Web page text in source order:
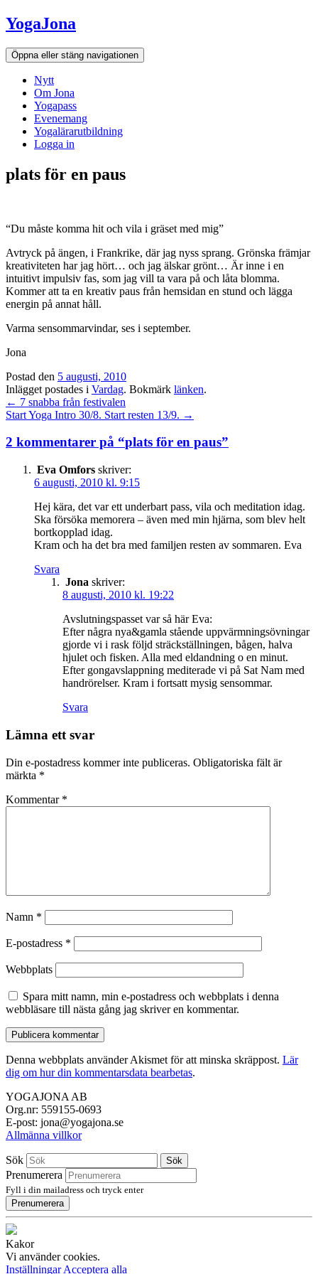
Hoppa
till
innehållet
YogaJona
Öppna eller stäng navigationen
Nytt
Om Jona
Yogapass
Evenemang
Yogalärarutbildning
Logga in
plats för en paus
“Du måste komma hit och vila i gräset med mig”
Avtryck på ängen, i Frankrike, där jag nyss sprang. Grönska främjar
kreativiteten har jag hört… och jag älskar grönt… Är inne i en
intuitivt impulsiv fas, som jag vill ta vara på och låta blomma.
Kommer att ta en kreativ paus från hemsidan en stund och lägga
energin på annat håll.
Varma sensommarvindar, ses i september.
Jona
Postad den 5 augusti, 2010
Inlägget postades i Vardag. Bokmärk länken.
Inläggsnavigation
← 7 snabba från festivalen
Start Yoga Intro 30/8. Start resten 13/9. →
2 kommentarer på “plats för en paus”
Eva Omfors skriver:
6 augusti, 2010 kl. 9:15
Hej kära, det var ett underbart pass, vila och meditation idag.
Ska försöka memorera – även med min hjärna, som blev helt
bortkopplad idag.
Kram och ha det bra med familjen resten av sommaren. Eva
Svara
Jona skriver:
8 augusti, 2010 kl. 19:22
Avslutningspasset var så här Eva:
Efter några nya&gamla stående uppvärmningsövningar
gjorde vi i rask följd sträckställningen, bågen, halva
hjulet och fisken. Alla med eldandning o en minut.
Efter gongavslappning mediterade vi på Sat Nam med
handrörelser. Kram i fortsatt mysig sensommar.
Svara
Lämna ett svar
Din e-postadress kommer inte publiceras. Obligatoriska fält är
märkta *
Kommentar *
Namn *
E-postadress *
Webbplats
Spara mitt namn, min e-postadress och webbplats i denna
webbläsare till nästa gång jag skriver en kommentar.
Denna webbplats använder Akismet för att minska skräppost. Lär
dig om hur din kommentarsdata bearbetas.
YOGAJONA AB
Org.nr: 559155-0693
E-post: jona@yogajona.se
Allmänna villkor
Sök Sök
Prenumerera
Fyll i din mailadress och tryck enter
Prenumerera
Kakor
Vi använder cookies.
InställningarAcceptera alla